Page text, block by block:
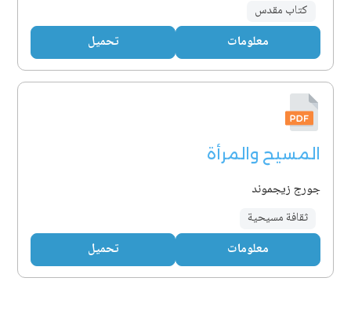
كتاب مقدس
معلومات تحميل
المسيح والمرأة
جورج زيجموند
ثقافة مسيحية
معلومات تحميل